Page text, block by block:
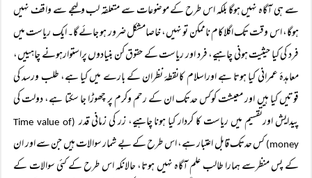
سے ہی آگاہ نہیں ہوگا بلکہ اس طرح کے موضوعات سے متعلقہ لب ولہجے سے واقف نہیں
ہوگا، اس وقت تک اگلاکام ناممکن تو نہیں، خاصامشکل ضرور ہو جائے گا۔ ایک ریاست میں
فرد کی کیا حیثیت ہونی چاہیے، فرد اور ریاست کے حقوق کن بنیادوں پراستوارہونے چاہییں،
معاہدۂ عمرانی کیا ہوتا ہے اوراسلام کانقطۂ نظران کے بارے میں کیا ہے، طلب ورسد کی
قوتیں کیا ہیں اور معیشت کوکس حدتک ان کے رحم وکرم پر چھوڑا جا سکتا ہے، دولت کی
پیدایش اورتقسیم میں ریاست کا کردار کیا ہونا چاہیے، زر کی زمانی قدر
(Time value of
money) کس حدتک قابل اعتبار ہے، اس طرح کے بے شمار سوالات ہیں جن سے اور ان
کے پس منظرسے ہمارا طالب علم آگاہ نہیں ہوتا، حالانکہ اس طرح کے کئی سوالات کے